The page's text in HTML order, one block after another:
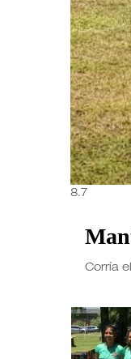
8.7
Corría